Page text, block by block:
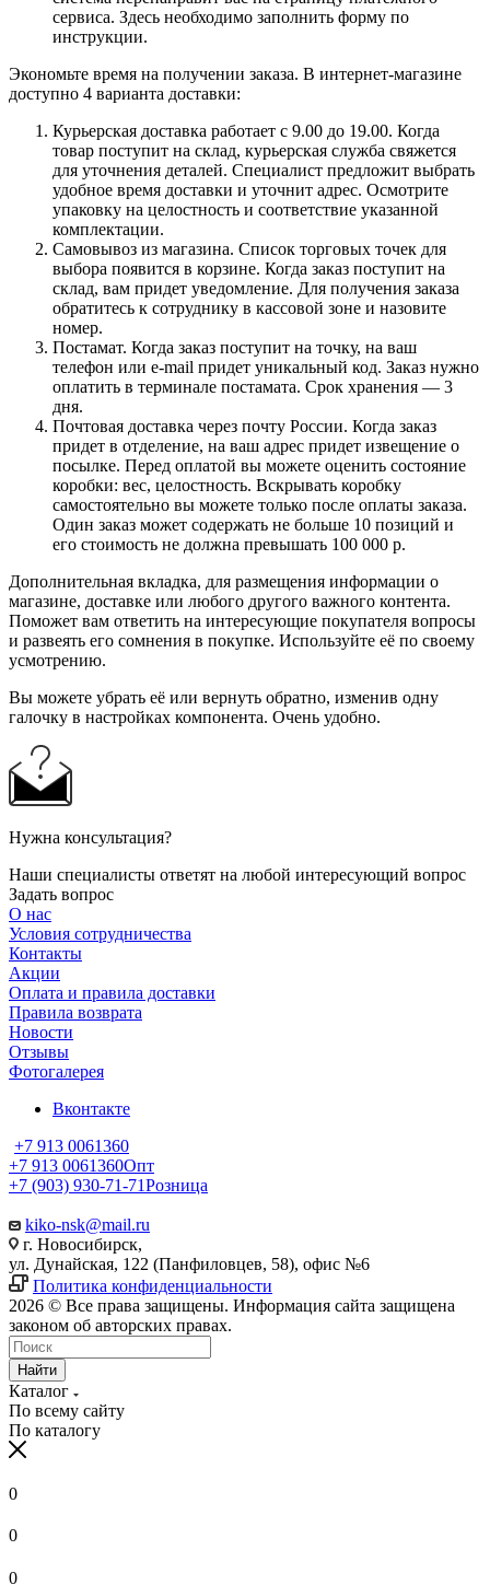
сервиса. Здесь необходимо заполнить форму по
инструкции.
Экономьте время на получении заказа. В интернет-магазине
доступно 4 варианта доставки:
Курьерская доставка работает с 9.00 до 19.00. Когда
товар поступит на склад, курьерская служба свяжется
для уточнения деталей. Специалист предложит выбрать
удобное время доставки и уточнит адрес. Осмотрите
упаковку на целостность и соответствие указанной
комплектации.
Самовывоз из магазина. Список торговых точек для
выбора появится в корзине. Когда заказ поступит на
склад, вам придет уведомление. Для получения заказа
обратитесь к сотруднику в кассовой зоне и назовите
номер.
Постамат. Когда заказ поступит на точку, на ваш
телефон или e-mail придет уникальный код. Заказ нужно
оплатить в терминале постамата. Срок хранения — 3
дня.
Почтовая доставка через почту России. Когда заказ
придет в отделение, на ваш адрес придет извещение о
посылке. Перед оплатой вы можете оценить состояние
коробки: вес, целостность. Вскрывать коробку
самостоятельно вы можете только после оплаты заказа.
Один заказ может содержать не больше 10 позиций и
его стоимость не должна превышать 100 000 р.
Дополнительная вкладка, для размещения информации о
магазине, доставке или любого другого важного контента.
Поможет вам ответить на интересующие покупателя вопросы
и развеять его сомнения в покупке. Используйте её по своему
усмотрению.
Вы можете убрать её или вернуть обратно, изменив одну
галочку в настройках компонента. Очень удобно.
Нужна консультация?
Наши специалисты ответят на любой интересующий вопрос
Задать вопрос
О нас
Условия сотрудничества
Контакты
Акции
Оплата и правила доставки
Правила возврата
Новости
Отзывы
Фотогалерея
Вконтакте
+7 913 0061360
+7 913 0061360Опт
+7 (903) 930-71-71Розница
kiko-nsk@mail.ru
г. Новосибирск,
ул. Дунайская, 122 (Панфиловцев, 58), офис №6
Политика конфиденциальности
2026 © Все права защищены. Информация сайта защищена
законом об авторских правах.
Найти
Каталог
По всему сайту
По каталогу
0
0
0